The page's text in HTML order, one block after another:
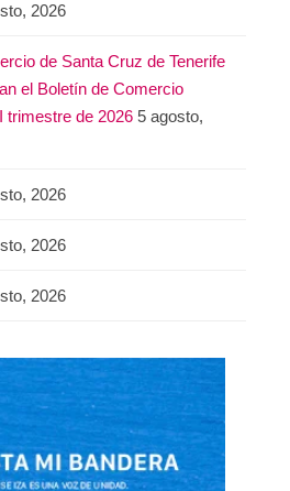
2026
de Santa Cruz de Tenerife
el Boletín de Comercio
trimestre de 2026 5 agosto,
2026
2026
2026